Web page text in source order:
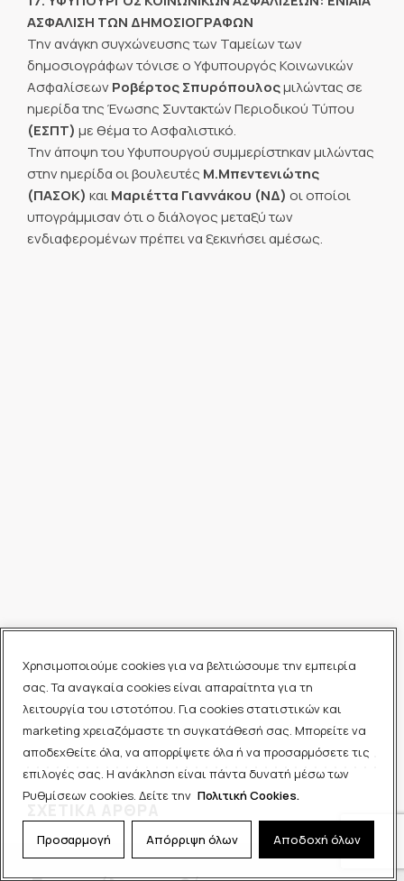
Χρησιμοποιούμε cookies για να βελτιώσουμε την εμπειρία
σας. Τα αναγκαία cookies είναι απαραίτητα για τη
λειτουργία του ιστοτόπου. Για cookies στατιστικών και
marketing χρειαζόμαστε τη συγκατάθεσή σας. Μπορείτε να
αποδεχθείτε όλα, να απορρίψετε όλα ή να προσαρμόσετε τις
επιλογές σας. Η ανάκληση είναι πάντα δυνατή μέσω των
Ρυθμίσεων cookies. Δείτε την Πολιτική Cookies.
Προσαρμογή Απόρριψη όλων Αποδοχή όλων
ΑΣΦΑΛΙΣΗ ΤΩΝ ΔΗΜΟΣΙΟΓΡΑΦΩΝ
Την ανάγκη συγχώνευσης των Ταμείων των
δημοσιογράφων τόνισε ο Υφυπουργός Κοινωνικών
ΑσφαλίσεωνΡοβέρτος Σπυρόπουλοςμιλώντας σε
ημερίδα της Ένωσης Συντακτών Περιοδικού Τύπου
(ΕΣΠΤ) με θέμα το Ασφαλιστικό.
Την άποψη του Υφυπουργού συμμερίστηκαν μιλώντας
στην ημερίδα οι βουλευτές Μ.Μπεντενιώτης
(ΠΑΣΟΚ) καιΜαριέττα Γιαννάκου (ΝΔ) οι οποίοι
υπογράμμισαν ότι ο διάλογος μεταξύ των
ενδιαφερομένων πρέπει να ξεκινήσει αμέσως.
ΣΧΕΤΙΚΑ ΑΡΘΡΑ